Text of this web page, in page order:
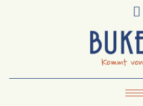
Impressum